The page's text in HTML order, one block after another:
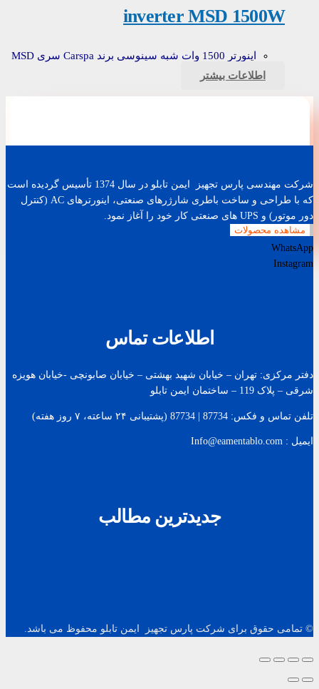
inverter MSD 1500W
اینورتر 1500 وات شبه سینوسی برند Carspa سری MSD
اطلاعات بیشتر
مشاهده محصولات
شرکت مهندسی پارس تجهیز ایمن تابلو در سال 1374 تأسیس گردیده است
که با طراحی و ساخت باطری شارژرهای صنعتی، اینورترهای AC (کنترل
دور موتور) و UPS های صنعتی کار خود را آغاز نمود.
WhatsApp
Instagram
اطلاعات تماس
دفتر مرکزی: تهران – خیابان شهید بهشتی – خیابان صابونچی -خیابان هويزه
شرقی – پلاک 119 – ساختمان ایمن تابلو
تلفن تماس و فکس: 87734 | 87734 (پشتیبانی ۲۴ ساعته، ۷ روز هفته)
ایمیل : Info@eamentablo.com
جدیدترین مطالب
© تمامی حقوق برای شرکت پارس تجهیز ایمن تابلو محفوظ می باشد.